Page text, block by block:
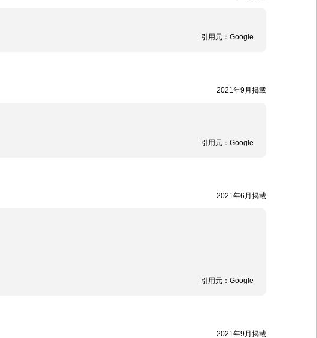
引用元： Google
2021年9月掲載
引用元： Google
2021年6月掲載
引用元： Google
2021年9月掲載